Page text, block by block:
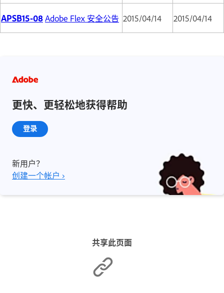
APSB15-08Adobe Flex 安全公告 2015/04/14 2015/04/14
更快、更轻松地获得帮助
登录
新用户？
创建一个帐户 ›
共享此页面